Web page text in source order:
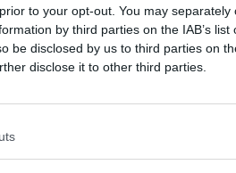
to your opt-out. You may separately
by third parties on the IAB’s list
be disclosed by us to third parties on
disclose it to other third parties.
bittra (en del mobbande, 50+ år)
"scenen". Den är ett skämt här, men
svenska tror jag.